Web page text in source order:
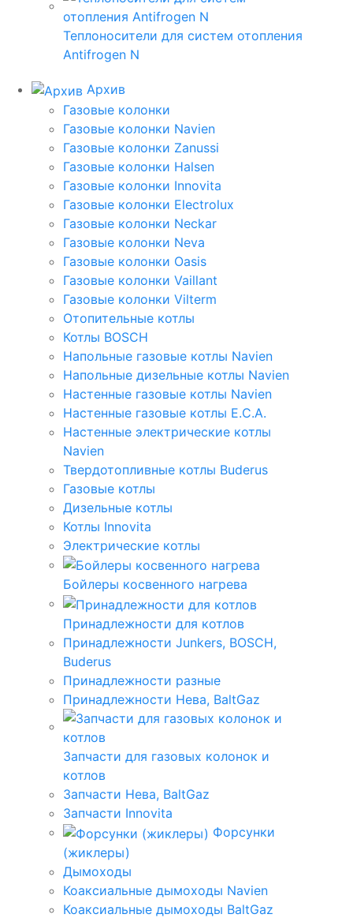
Теплоносители для систем отопления
Antifrogen N
Архив
Газовые колонки
Газовые колонки Navien
Газовые колонки Zanussi
Газовые колонки Halsen
Газовые колонки Innovita
Газовые колонки Electrolux
Газовые колонки Neckar
Газовые колонки Neva
Газовые колонки Oasis
Газовые колонки Vaillant
Газовые колонки Vilterm
Отопительные котлы
Котлы BOSCH
Напольные газовые котлы Navien
Напольные дизельные котлы Navien
Настенные газовые котлы Navien
Настенные газовые котлы E.C.A.
Настенные электрические котлы
Navien
Твердотопливные котлы Buderus
Газовые котлы
Дизельные котлы
Котлы Innovita
Электрические котлы
Бойлеры косвенного нагрева
Принадлежности для котлов
Принадлежности Junkers, BOSCH,
Buderus
Принадлежности разные
Принадлежности Нева, BaltGaz
Запчасти для газовых колонок и
котлов
Запчасти Нева, BaltGaz
Запчасти Innovita
Форсунки
(жиклеры)
Дымоходы
Коаксиальные дымоходы Navien
Коаксиальные дымоходы BaltGaz